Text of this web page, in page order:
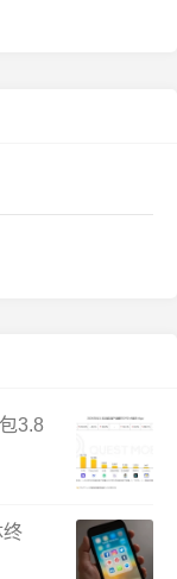
3.8
终